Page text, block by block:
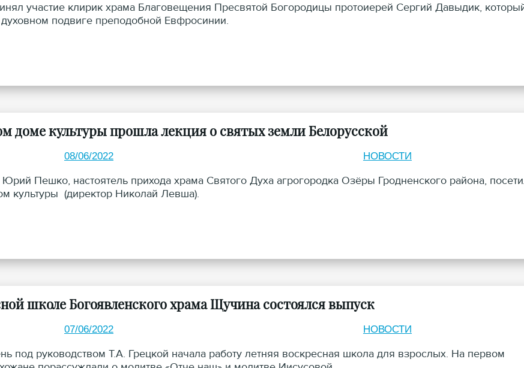
участие клирик храма Благовещения Пресвятой Богородицы протоиерей Сергий Давыдик,
духовном подвиге преподобной Евфросинии.
доме культуры прошла лекция о святых земли Белорусской
08/06/2022 НОВОСТИ
Пешко, настоятель прихода храма Святого Духа агрогородка Озёры Гродненского района,
культуры (директор Николай Левша).
школе Богоявленского храма Щучина состоялся выпуск
07/06/2022 НОВОСТИ
под руководством Т.А. Грецкой начала работу летняя воскресная школа для взрослых. На первом